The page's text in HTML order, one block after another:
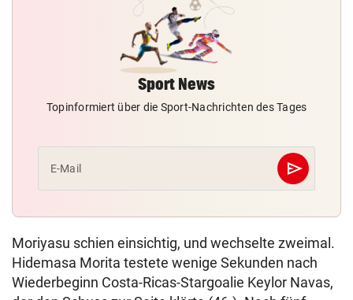
Sport News
Topinformiert über die Sport-Nachrichten des Tages
E-Mail send
Abschicken
Moriyasu schien einsichtig, und wechselte zweimal.
Hidemasa Morita testete wenige Sekunden nach
Wiederbeginn Costa-Ricas-Stargoalie Keylor Navas,